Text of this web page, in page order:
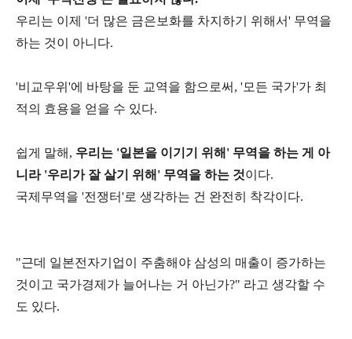
우리는 이제 '더 많은 금은보화를 차지하기 위해서' 무역을
하는 것이 아니다.
'비교우위'에 바탕을 둔 교역을 함으로써, '모든 국가'가 최
적의 효용을 얻을 수 있다.
쉽게 말해, 우리는 '일본을 이기기 위해' 무역을 하는 게 아
니라 '우리가 잘 살기 위해' 무역을 하는 것이다.
국제무역을 '전쟁터'로 생각하는 건 완전히 착각이다.
"근데 일본전자기업이 주춤해야 삼성의 매출이 증가하는
것이고 국가경제가 늘어나는 거 아닌가?" 라고 생각할 수
도 있다.